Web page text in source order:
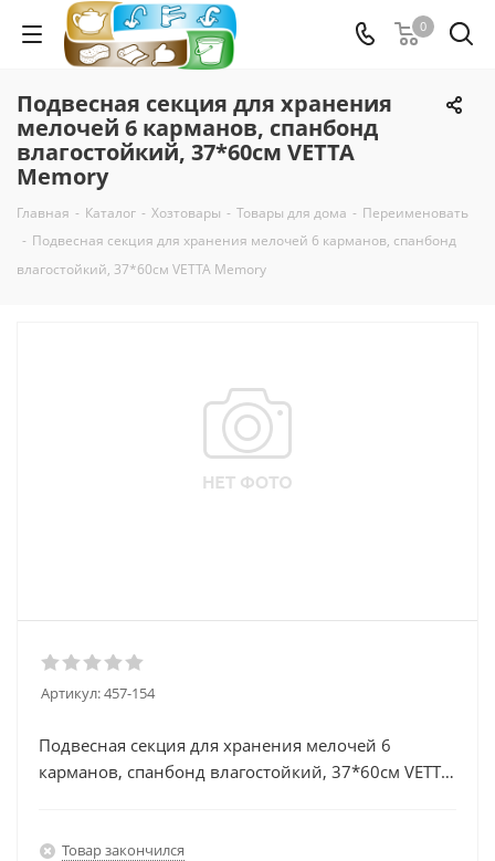
0
Подвесная секция для хранения
мелочей 6 карманов, спанбонд
влагостойкий, 37*60см VETTA
Memory
Главная - Каталог - Хозтовары - Товары для дома - Переименовать
- Подвесная секция для хранения мелочей 6 карманов, спанбонд
влагостойкий, 37*60см VETTA Memory
Артикул:457-154
Подвесная секция для хранения мелочей 6
карманов, спанбонд влагостойкий, 37*60см VETTA
Товар закончился